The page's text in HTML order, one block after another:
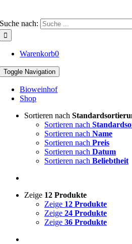
Suche nach:
Warenkorb0
Toggle Navigation
Bioweinhof
Shop
Sortieren nach
Sortieren nach
Sortieren nach Name
Sortieren nach Preis
Sortieren nach Datum
Sortieren nach Beliebtheit
Zeige 12 Produkte
Zeige 12 Produkte
Zeige 24 Produkte
Zeige 36 Produkte